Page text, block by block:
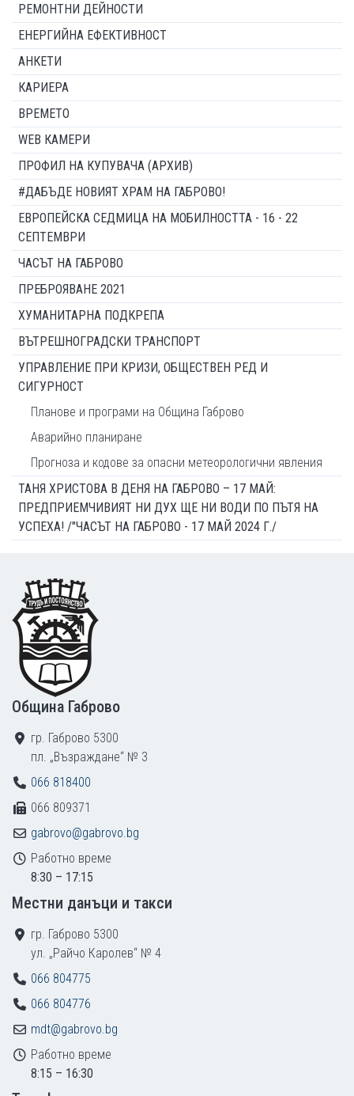
РЕМОНТНИ ДЕЙНОСТИ
ЕНЕРГИЙНА ЕФЕКТИВНОСТ
АНКЕТИ
КАРИЕРА
ВРЕМЕТО
WEB КАМЕРИ
ПРОФИЛ НА КУПУВАЧА (АРХИВ)
#ДАБЪДЕ НОВИЯТ ХРАМ НА ГАБРОВО!
ЕВРОПЕЙСКА СЕДМИЦА НА МОБИЛНОСТТА - 16 - 22
СЕПТЕМВРИ
ЧАСЪТ НА ГАБРОВО
ПРЕБРОЯВАНЕ 2021
ХУМАНИТАРНА ПОДКРЕПА
ВЪТРЕШНОГРАДСКИ ТРАНСПОРТ
УПРАВЛЕНИЕ ПРИ КРИЗИ, ОБЩЕСТВЕН РЕД И
СИГУРНОСТ
Планове и програми на Община Габрово
Аварийно планиране
Прогноза и кодове за опасни метеорологични явления
ТАНЯ ХРИСТОВА В ДЕНЯ НА ГАБРОВО – 17 МАЙ:
ПРЕДПРИЕМЧИВИЯТ НИ ДУХ ЩЕ НИ ВОДИ ПО ПЪТЯ НА
УСПЕХА! /"ЧАСЪТ НА ГАБРОВО - 17 МАЙ 2024 Г./
Footer
Община Габрово
гр. Габрово 5300
пл. „Възраждане“ № 3
066 818400
066 809371
gabrovo@gabrovo.bg
Работно време
8:30 – 17:15
Местни данъци и такси
гр. Габрово 5300
ул. „Райчо Каролев“ № 4
066 804775
066 804776
mdt@gabrovo.bg
Работно време
8:15 – 16:30